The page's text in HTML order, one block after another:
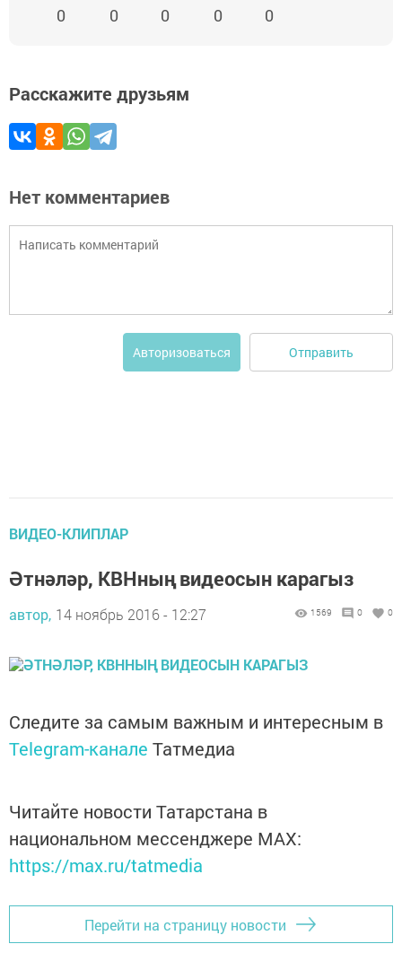
0 0 0 0 0
Расскажите друзьям
Нет комментариев
Авторизоваться Отправить
ВИДЕО-КЛИПЛАР
Әтнәләр, КВНның видеосын карагыз
автор, 14 ноябрь 2016 - 12:27 1569 0 0
Следите за самым важным и интересным в
Telegram-канале Татмедиа
Читайте новости Татарстана в
национальном мессенджере MАХ:
https://max.ru/tatmedia
Перейти на страницу новости